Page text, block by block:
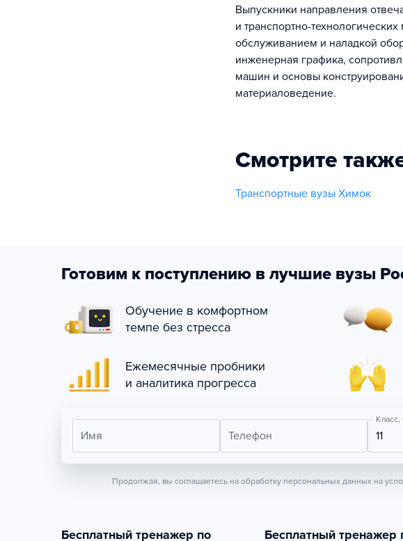
Выпускники направления
и транспортно-
обслуживанием и наладкой
инженерная графика,
машин и основы
материаловедение.
Смотрите
Транспортные вузы Химок
Готовим к поступлению в лучшие вузы
Обучение в комфортном
темпе без стресса
Ежемесячные пробники
и аналитика прогресса
Имя Телефон 11
Продолжая, вы соглашаетесь на обработку персональных данных на
Бесплатный тренажер по Бесплатный тренажер